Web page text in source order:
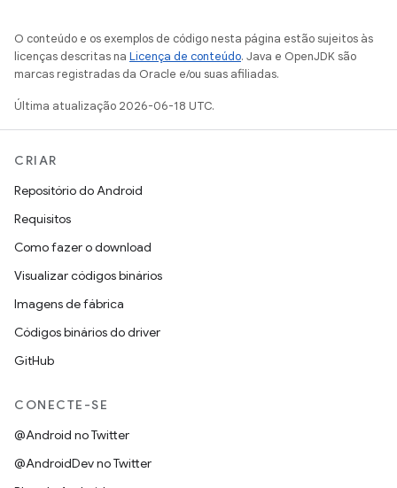
O conteúdo e os exemplos de código nesta página estão sujeitos às
licenças descritas na Licença de conteúdo. Java e OpenJDK são
marcas registradas da Oracle e/ou suas afiliadas.
Última atualização 2026-06-18 UTC.
CRIAR
Repositório do Android
Requisitos
Como fazer o download
Visualizar códigos binários
Imagens de fábrica
Códigos binários do driver
GitHub
CONECTE-SE
@Android no Twitter
@AndroidDev no Twitter